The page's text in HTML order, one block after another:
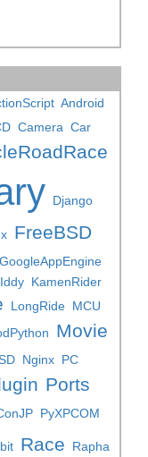
Android
Camera Car
Django
FreeBSD
GoogleAppEngine
Iddy KamenRider
LongRide MCU
Movie
Nginx PC
Ports
PyXPCOM
Race Rapha